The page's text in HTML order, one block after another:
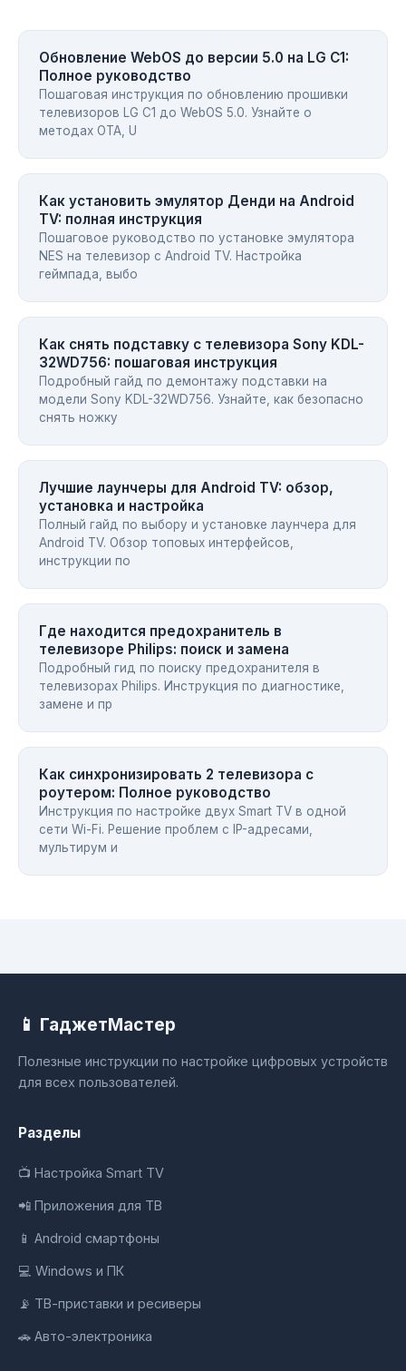
Обновление WebOS до версии 5.0 на LG C1:
Полное руководство
Пошаговая инструкция по обновлению прошивки
телевизоров LG C1 до WebOS 5.0. Узнайте о
методах OTA, U
Как установить эмулятор Денди на Android
TV: полная инструкция
Пошаговое руководство по установке эмулятора
NES на телевизор с Android TV. Настройка
геймпада, выбо
Как снять подставку с телевизора Sony KDL-
32WD756: пошаговая инструкция
Подробный гайд по демонтажу подставки на
модели Sony KDL-32WD756. Узнайте, как безопасно
снять ножку
Лучшие лаунчеры для Android TV: обзор,
установка и настройка
Полный гайд по выбору и установке лаунчера для
Android TV. Обзор топовых интерфейсов,
инструкции по
Где находится предохранитель в
телевизоре Philips: поиск и замена
Подробный гид по поиску предохранителя в
телевизорах Philips. Инструкция по диагностике,
замене и пр
Как синхронизировать 2 телевизора с
роутером: Полное руководство
Инструкция по настройке двух Smart TV в одной
сети Wi-Fi. Решение проблем с IP-адресами,
мультирум и
📱 ГаджетМастер
Полезные инструкции по настройке цифровых устройств
для всех пользователей.
Разделы
📺 Настройка Smart TV
📲 Приложения для ТВ
📱 Android смартфоны
💻 Windows и ПК
📡 ТВ-приставки и ресиверы
🚗 Авто-электроника